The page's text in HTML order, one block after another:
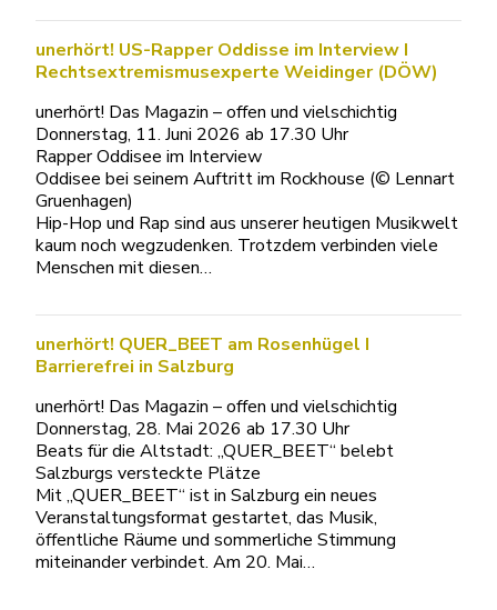
unerhört! US-Rapper Oddisse im Interview I
Rechtsextremismusexperte Weidinger (DÖW)
unerhört! Das Magazin – offen und vielschichtig
Donnerstag, 11. Juni 2026 ab 17.30 Uhr
Rapper Oddisee im Interview
Oddisee bei seinem Auftritt im Rockhouse (© Lennart
Gruenhagen)
Hip-Hop und Rap sind aus unserer heutigen Musikwelt
kaum noch wegzudenken. Trotzdem verbinden viele
Menschen mit diesen…
unerhört! QUER_BEET am Rosenhügel I
Barrierefrei in Salzburg
unerhört! Das Magazin – offen und vielschichtig
Donnerstag, 28. Mai 2026 ab 17.30 Uhr
Beats für die Altstadt: „QUER_BEET“ belebt
Salzburgs versteckte Plätze
Mit „QUER_BEET“ ist in Salzburg ein neues
Veranstaltungsformat gestartet, das Musik,
öffentliche Räume und sommerliche Stimmung
miteinander verbindet. Am 20. Mai…